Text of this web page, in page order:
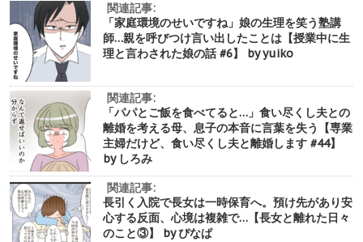
関連記事:
「家庭環境のせいですね」娘の生理を笑う塾講
師…親を呼びつけ言い出したことは【授業中に生
理と言わされた娘の話 #6】 by yuiko
関連記事:
「パパとご飯を食べてると…」食い尽くし夫との
離婚を考える母、息子の本音に言葉を失う【専業
主婦だけど、食い尽くし夫と離婚します #44】
by しろみ
関連記事:
長引く入院で長女は一時保育へ。預け先があり安
心する反面、心境は複雑で…【長女と離れた日々
のこと③】 by ぴなぱ